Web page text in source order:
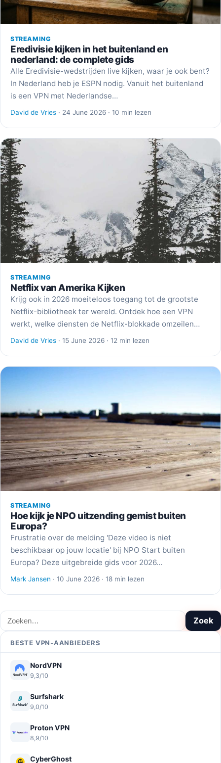
STREAMING
Eredivisie kijken in het buitenland en
nederland: de complete gids
Alle Eredivisie-wedstrijden live kijken, waar je ook bent?
In Nederland heb je ESPN nodig. Vanuit het buitenland
is een VPN met Nederlandse…
David de Vries · 24 June 2026 · 10 min lezen
STREAMING
Netflix van Amerika Kijken
Krijg ook in 2026 moeiteloos toegang tot de grootste
Netflix-bibliotheek ter wereld. Ontdek hoe een VPN
werkt, welke diensten de Netflix-blokkade omzeilen…
David de Vries · 15 June 2026 · 12 min lezen
STREAMING
Hoe kijk je NPO uitzending gemist buiten
Europa?
Frustratie over de melding 'Deze video is niet
beschikbaar op jouw locatie' bij NPO Start buiten
Europa? Deze uitgebreide gids voor 2026…
Mark Jansen · 10 June 2026 · 18 min lezen
Zoeken Zoek
BESTE VPN-AANBIEDERS
NordVPN
9,3/10
Surfshark
9,0/10
Proton VPN
8,9/10
CyberGhost